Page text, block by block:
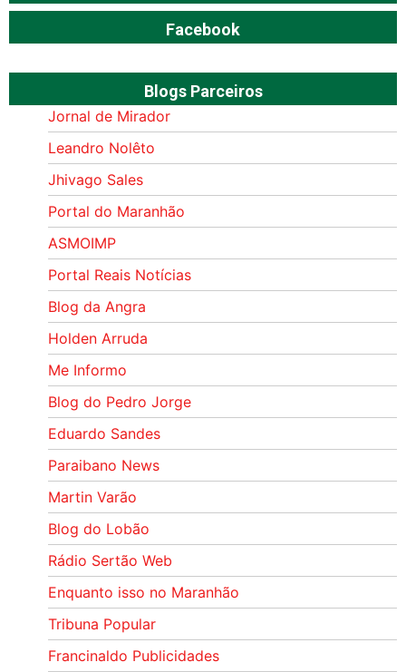
Facebook
Blogs Parceiros
Jornal de Mirador
Leandro Nolêto
Jhivago Sales
Portal do Maranhão
ASMOIMP
Portal Reais Notí­cias
Blog da Angra
Holden Arruda
Me Informo
Blog do Pedro Jorge
Eduardo Sandes
Paraibano News
Martin Varão
Blog do Lobão
Rádio Sertão Web
Enquanto isso no Maranhão
Tribuna Popular
Francinaldo Publicidades